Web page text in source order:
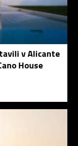
v Alicante
House